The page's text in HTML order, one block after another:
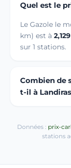
Quel est le
Le Gazole le
km) est à
sur 1 stations.
Combien de
t-il à
Données : prix-
stations